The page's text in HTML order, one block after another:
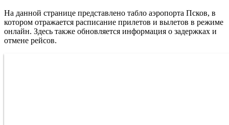
На данной странице представлено табло аэропорта Псков, в
котором отражается расписание прилетов и вылетов в режиме
онлайн. Здесь также обновляется информация о задержках и
отмене рейсов.